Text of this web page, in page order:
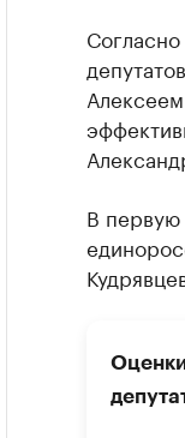
В первую